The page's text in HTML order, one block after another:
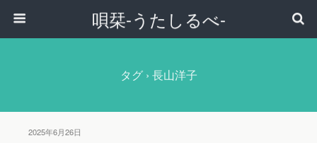
唄栞-うたしるべ-
タグ › 長山洋子
2025年6月26日